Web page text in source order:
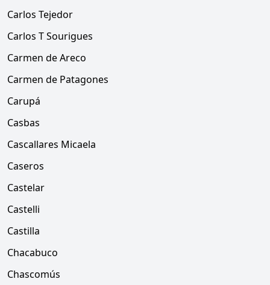
Carlos Tejedor
Carlos T Sourigues
Carmen de Areco
Carmen de Patagones
Carupá
Casbas
Cascallares Micaela
Caseros
Castelar
Castelli
Castilla
Chacabuco
Chascomús